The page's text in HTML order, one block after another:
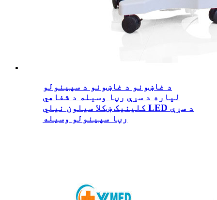
د غاښونو د غاښونو د سپینولو
لپاره د سړې رڼا وسیله د شفاهي
کلینیک ښکلا سیلون نیلي LED د سړې
رڼا سپینولو وسیله